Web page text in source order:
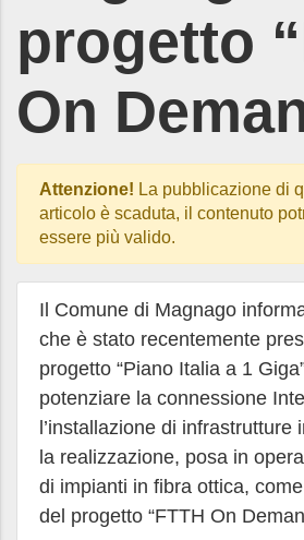
progetto
On
Attenzione! La pubblicazione di
articolo è scaduta, il contenuto
essere più valido.
Il Comune di Magnago
che è stato recentemente
progetto “Piano Italia a 1
potenziare la connessione
l’installazione di infrastrutture
la realizzazione, posa in
di impianti in fibra ottica,
del progetto “FTTH On